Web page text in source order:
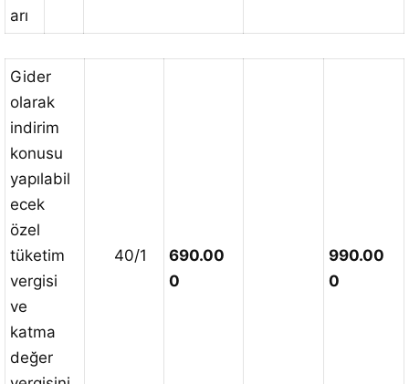
arı
Gider
olarak
indirim
konusu
yapılabil
ecek
özel
tüketim
vergisi
ve
katma
değer
40/1
690.00
0
990.00
0